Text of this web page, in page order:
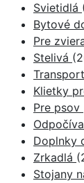
Svietidlá
Bytové
Pre
Stelivá
Klietky
Pre psov
Doplnky
Zrkadlá
Stojany